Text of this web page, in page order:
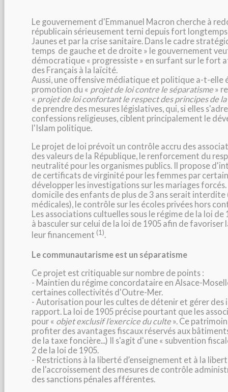
Le gouvernement d'Emmanuel Macron cherche à
républicain sérieusement terni depuis fort
Jaunes et par la crise sanitaire. Dans le cadre
temps de gauche et de droite » le gouvernement
démocratique « progressiste » en surfant sur le fort
des Français à la laïcité.
Aussi, une offensive médiatique et politique a-t-elle
promotion du « projet de loi contre le séparatisme »
« projet de loi confortant le respect des principes de
de prendre des mesures législatives, qui, si elles
confessions religieuses, ciblent principalement le
l'Islam politique.
Le projet de loi prévoit un contrôle accru des
des valeurs de la République, le renforcement du
neutralité pour les organismes publics. Il propose
de certificats de virginité pour les femmes par
développer les investigations sur les mariages
domicile des enfants de plus de 3 ans serait interdite
médicales), le contrôle sur les écoles privées hors
Les associations cultuelles sous le régime de la loi
à basculer sur celui de la loi de 1905 afin de favoriser
leur financement (1).
Le communautarisme est un séparatisme
Ce projet est critiquable sur nombre de points :
- Maintien du régime concordataire en Alsace-
certaines collectivités d'Outre-Mer.
- Autorisation pour les cultes de détenir et gérer des
rapport. La loi de 1905 précise pourtant que les
pour « objet exclusif l’exercice du culte ». Ce
profiter des avantages fiscaux réservés aux
de la taxe foncière...) Il s'agit d'une « subvention
2 de la loi de 1905.
- Restrictions à la liberté d’enseignement et à la
de l'accroissement des mesures de contrôle
des sanctions pénales afférentes.